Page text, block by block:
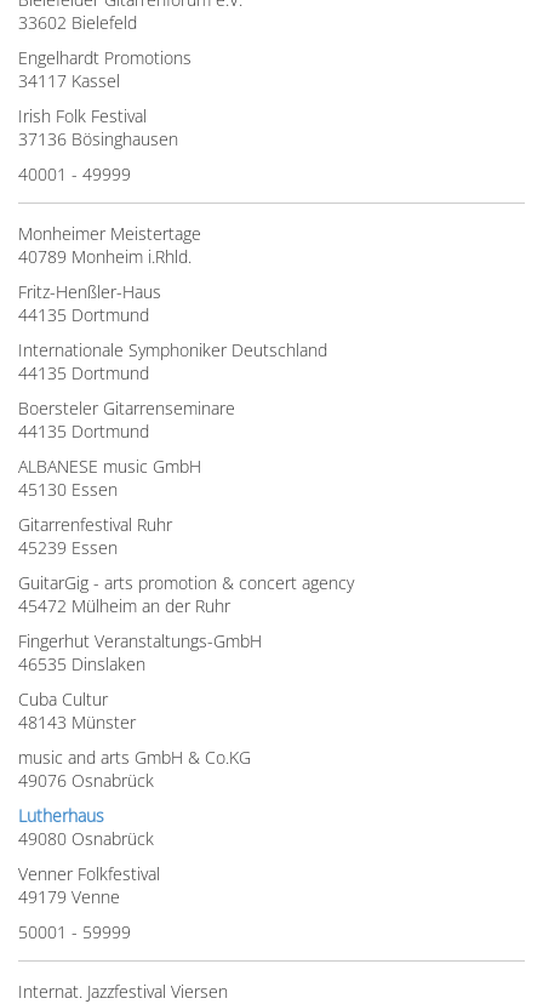
33602 Bielefeld
Engelhardt Promotions
34117 Kassel
Irish Folk Festival
37136 Bösinghausen
40001 - 49999
Monheimer Meistertage
40789 Monheim i.Rhld.
Fritz-Henßler-Haus
44135 Dortmund
Internationale Symphoniker Deutschland
44135 Dortmund
Boersteler Gitarrenseminare
44135 Dortmund
ALBANESE music GmbH
45130 Essen
Gitarrenfestival Ruhr
45239 Essen
GuitarGig - arts promotion & concert agency
45472 Mülheim an der Ruhr
Fingerhut Veranstaltungs-GmbH
46535 Dinslaken
Cuba Cultur
48143 Münster
music and arts GmbH & Co.KG
49076 Osnabrück
Lutherhaus
49080 Osnabrück
Venner Folkfestival
49179 Venne
50001 - 59999
Internat. Jazzfestival Viersen